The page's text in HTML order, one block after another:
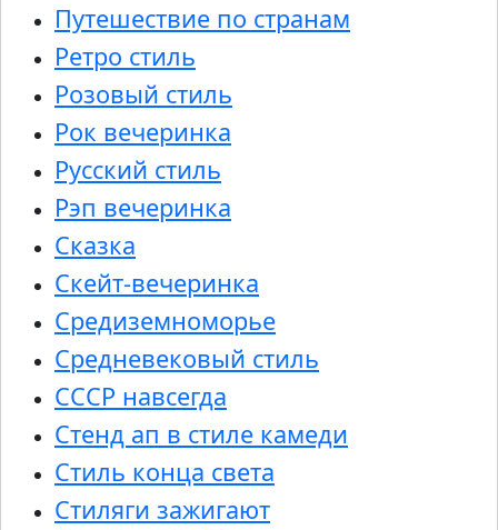
Путешествие по странам
Ретро стиль
Розовый стиль
Рок вечеринка
Русский стиль
Рэп вечеринка
Сказка
Скейт-вечеринка
Средиземноморье
Средневековый стиль
СССР навсегда
Стенд ап в стиле камеди
Стиль конца света
Стиляги зажигают